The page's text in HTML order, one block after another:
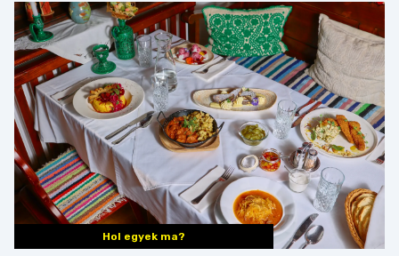
minden mennyiségben
barack húsok mellé is
zseniális
Hol egyek ma?